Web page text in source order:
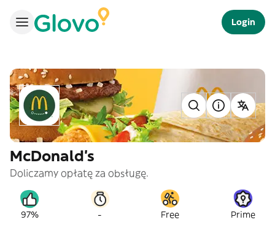
Login
McDonald's
Doliczamy opłatę za obsługę.
97% - Free Prime